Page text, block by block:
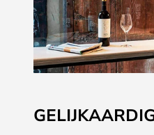
naar
het